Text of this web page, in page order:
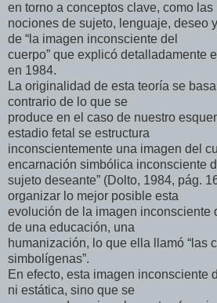
en torno a conceptos clave, como las
nociones de sujeto, lenguaje, deseo
de “la imagen inconsciente del
cuerpo” que explicó detalladamente
en 1984.
La originalidad de esta teoría se
contrario de lo que se
produce en el caso de nuestro
estadio fetal se estructura
inconscientemente una imagen del
encarnación simbólica inconsciente
sujeto deseante” (Dolto, 1984, pág.
organizar lo mejor posible esta
evolución de la imagen inconsciente
de una educación, una
humanización, lo que ella llamó “las
simbolígenas”.
En efecto, esta imagen inconsciente
ni estática, sino que se